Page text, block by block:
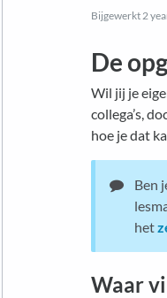
Bijgewerkt2
De
Wil jij je
collega’s,
hoe je dat
Ben
het
Waar